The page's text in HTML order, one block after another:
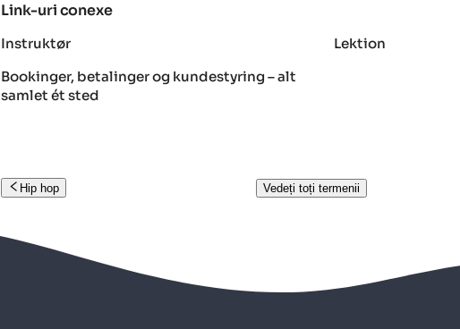
Link-uri conexe
Instruktør
Lektion
Bookinger, betalinger og kundestyring – alt
samlet ét sted
Hip hop Vedeți toți termenii